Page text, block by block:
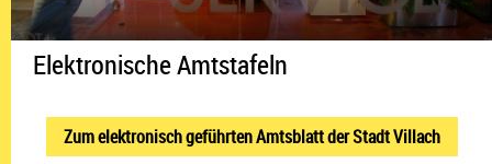
Elektronische Amtstafeln
Zum elektronisch geführten Amtsblatt der Stadt Villach